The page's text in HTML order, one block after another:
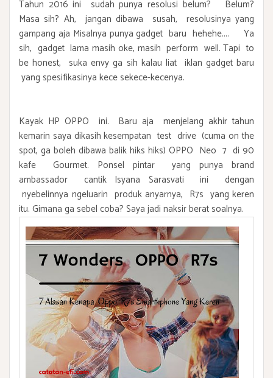
Tahun 2016 ini sudah punya resolusi belum? Belum?
Masa sih? Ah, jangan dibawa susah, resolusinya yang
gampang aja Misalnya punya gadget baru hehehe.... Ya
sih, gadget lama masih oke, masih perform well. Tapi to
be honest, suka envy ga sih kalau liat iklan gadget baru
yang spesifikasinya kece sekece-kecenya.
Kayak HP OPPO ini. Baru aja menjelang akhir tahun
kemarin saya dikasih kesempatan test drive (cuma on the
spot, ga boleh dibawa balik hiks hiks) OPPO Neo 7 di 90
kafe Gourmet. Ponsel pintar yang punya brand
ambassador cantik Isyana Sarasvati ini dengan
nyebelinnya ngeluarin produk anyarnya, R7s yang keren
itu. Gimana ga sebel coba? Saya jadi naksir berat soalnya.